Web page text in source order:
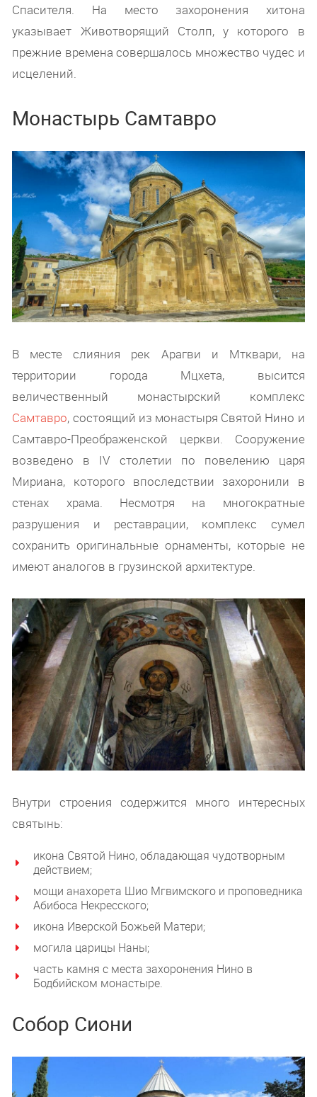
Спасителя. На место захоронения хитона
указывает Животворящий Столп, у которого в
прежние времена совершалось множество чудес и
исцелений.
Монастырь Самтавро
В месте слияния рек Арагви и Мтквари, на
территории города Мцхета, высится
величественный монастырский комплекс
Самтавро, состоящий из монастыря Святой Нино и
Самтавро-Преображенской церкви. Сооружение
возведено в IV столетии по повелению царя
Мириана, которого впоследствии захоронили в
стенах храма. Несмотря на многократные
разрушения и реставрации, комплекс сумел
сохранить оригинальные орнаменты, которые не
имеют аналогов в грузинской архитектуре.
Внутри строения содержится много интересных
святынь:
икона Святой Нино, обладающая чудотворным
действием;
мощи анахорета Шио Мгвимского и проповедника
Абибоса Некресского;
икона Иверской Божьей Матери;
могила царицы Наны;
часть камня с места захоронения Нино в
Бодбийском монастыре.
Собор Сиони